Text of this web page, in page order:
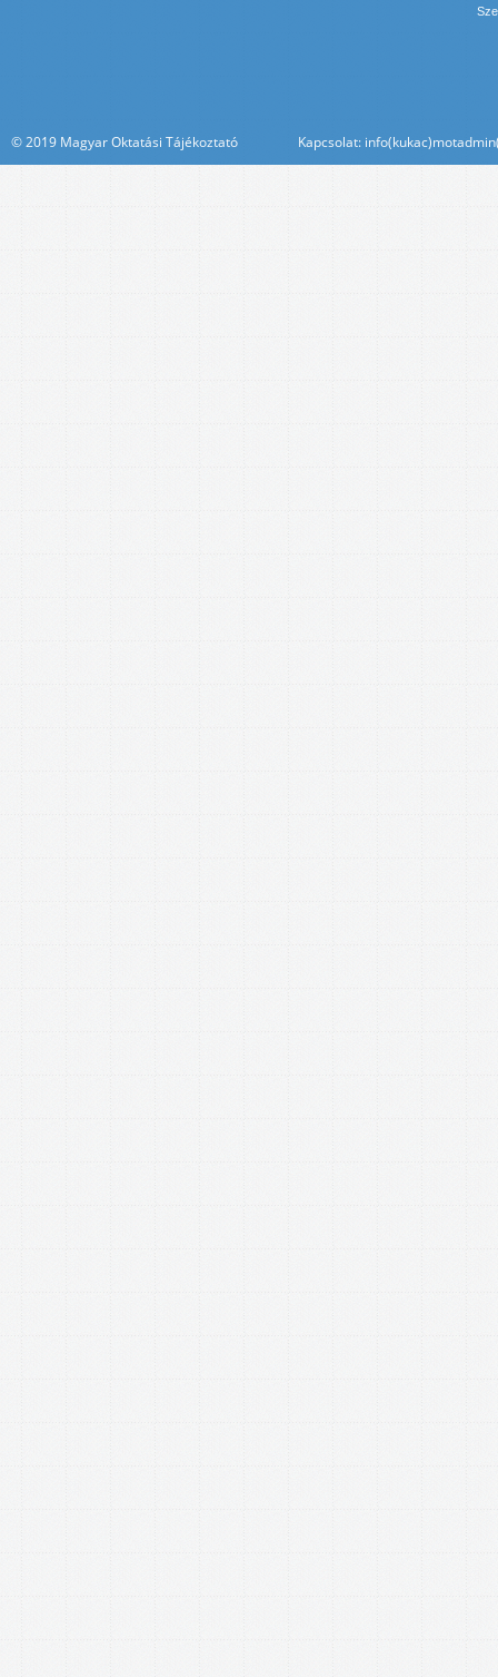
© 2019 Magyar Oktatási Tájékoztató Kapcsolat: